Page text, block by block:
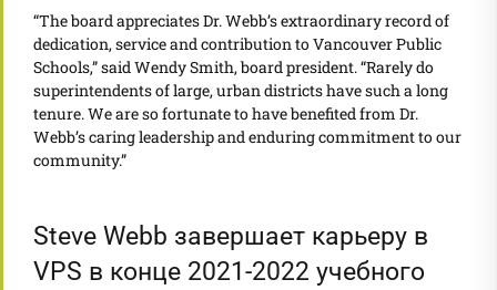
“The board appreciates Dr. Webb’s extraordinary record of
dedication, service and contribution to Vancouver Public
Schools,” said Wendy Smith, board president. “Rarely do
superintendents of large, urban districts have such a long
tenure. We are so fortunate to have benefited from Dr.
Webb’s caring leadership and enduring commitment to our
community.”
Steve Webb завершает карьеру в
VPS в конце 2021-2022 учебного